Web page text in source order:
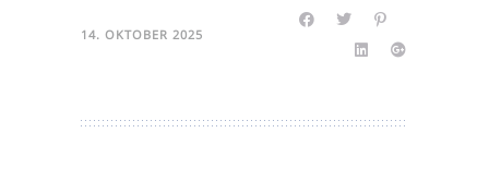
14. OKTOBER 2025